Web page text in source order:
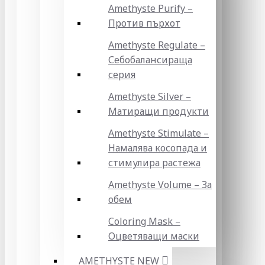
Amethyste Purify –
Против пърхот
Amethyste Regulate –
Себобалансираща
серия
Amethyste Silver –
Матиращи продукти
Amethyste Stimulate –
Намалява косопада и
стимулира растежа
Amethyste Volume – За
обем
Coloring Mask –
Оцветяващи маски
AMETHYSTE NEW